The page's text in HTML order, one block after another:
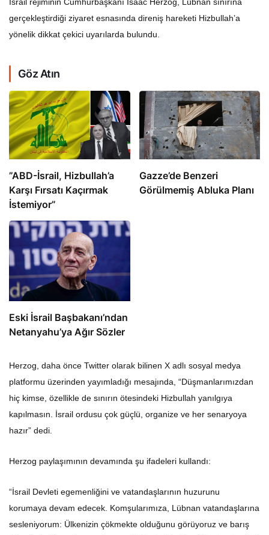
İsrail rejiminin Cumhurbaşkanı Isaac Herzog, Lübnan sınırına
gerçekleştirdiği ziyaret esnasında direniş hareketi Hizbullah’a
yönelik dikkat çekici uyarılarda bulundu.
Göz Atın
​​​​​​​”ABD-İsrail, Hizbullah’a
Karşı Fırsatı Kaçırmak
İstemiyor”
​​​​​​​Gazze’de Benzeri
Görülmemiş Abluka Planı
Eski İsrail Başbakanı’ndan
Netanyahu’ya Ağır Sözler
Herzog, daha önce Twitter olarak bilinen X adlı sosyal medya
platformu üzerinden yayımladığı mesajında, “Düşmanlarımızdan
hiç kimse, özellikle de sınırın ötesindeki Hizbullah yanılgıya
kapılmasın. İsrail ordusu çok güçlü, organize ve her senaryoya
hazır” dedi.
Herzog paylaşımının devamında şu ifadeleri kullandı:
“İsrail Devleti egemenliğini ve vatandaşlarının huzurunu
korumaya devam edecek. Komşularımıza, Lübnan vatandaşlarına
sesleniyorum: Ülkenizin çökmekte olduğunu görüyoruz ve barış